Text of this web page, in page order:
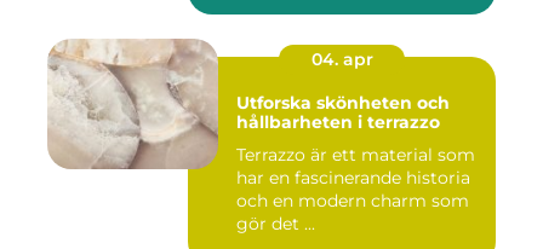
04. apr
Utforska skönheten och
hållbarheten i terrazzo
Terrazzo är ett material som
har en fascinerande historia
och en modern charm som
gör det ...